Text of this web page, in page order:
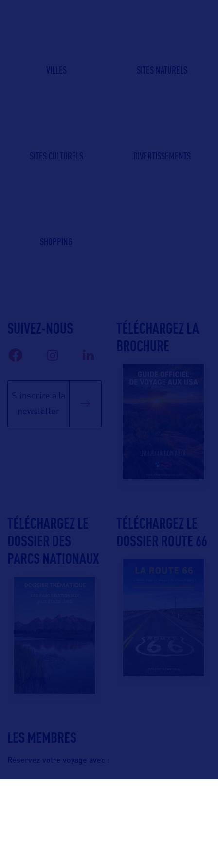
VILLES SITES NATURELS
SITES CULTURELS DIVERTISSEMENTS
SHOPPING
LES MEMBRES
Réservez votre voyage avec :
SUIVEZ-NOUS
S'inscrire à la
newsletter
TÉLÉCHARGEZ LA
BROCHURE
TÉLÉCHARGEZ LE
DOSSIER DES
PARCS NATIONAUX
TÉLÉCHARGEZ LE
DOSSIER ROUTE 66